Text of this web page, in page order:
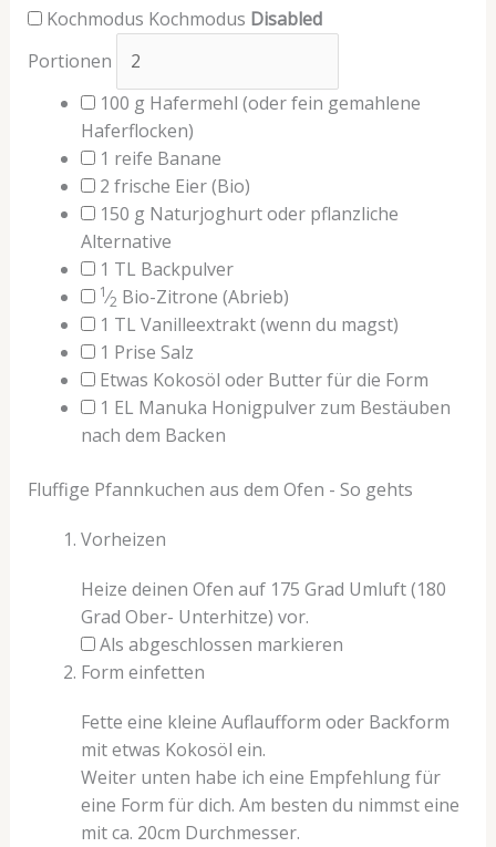
Kochmodus Kochmodus Disabled
Portionen
100 gHafermehl (oder fein gemahlene
Haferflocken)
1 reife Banane
2 frische Eier(Bio)
150 gNaturjoghurt oder pflanzliche
Alternative
1 TL Backpulver
1⁄2 Bio-Zitrone (Abrieb)
1 TL Vanilleextrakt(wenn du magst)
1 Prise Salz
Etwas Kokosöl oder Butter für die Form
1 EL Manuka Honigpulver zum Bestäuben
nach dem Backen
Fluffige Pfannkuchen aus dem Ofen - So gehts
Vorheizen
Heize deinen Ofen auf 175 Grad Umluft (180
Grad Ober- Unterhitze) vor.
Als abgeschlossen markieren
Form einfetten
Fette eine kleine Auflaufform oder Backform
mit etwas Kokosöl ein.
Weiter unten habe ich eine Empfehlung für
eine Form für dich. Am besten du nimmst eine
mit ca. 20cm Durchmesser.